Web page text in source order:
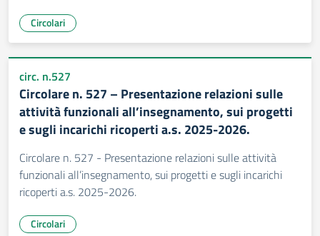
Circolari
circ. n.527
Circolare n. 527 – Presentazione relazioni sulle
attività funzionali all’insegnamento, sui progetti
e sugli incarichi ricoperti a.s. 2025-2026.
Circolare n. 527 - Presentazione relazioni sulle attività
funzionali all’insegnamento, sui progetti e sugli incarichi
ricoperti a.s. 2025-2026.
Circolari